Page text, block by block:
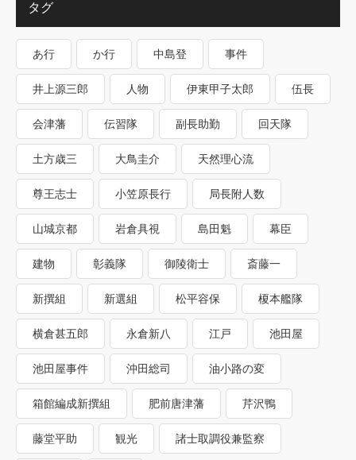
タグ
あ行 か行 中島登 事件
井上源三郎 人物 伊東甲子太郎 伍長
会津藩 伝習隊 副長助勤 回天隊
土方歳三 大鳥圭介 天然理心流
尊王志士 小笠原長行 局長附人数
山城京都 岩倉具視 島田魁 幕臣
建物 彰義隊 御陵衛士 斎藤一
新撰組 新選組 松平容保 榎本艦隊
横倉甚五郎 永倉新八 江戸 池田屋
池田屋事件 沖田総司 油小路の変
箱館編成新撰組 肥前唐津藩 芹沢鴨
藤堂平助 観光 諸士取調役兼監察